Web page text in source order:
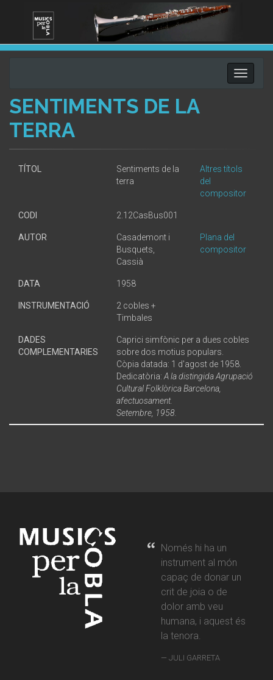
Toggle
SENTIMENTS DE LA
TERRA
TÍTOL
Sentiments de la
terra
Altres títols
del
compositor
CODI 2.12CasBus001
AUTOR
Casademont i
Busquets,
Cassià
Plana del
compositor
DATA 1958
INSTRUMENTACIÓ
2 cobles +
Timbales
DADES
COMPLEMENTARIES
Caprici simfònic per a dues cobles
sobre dos motius populars.
Còpia datada: 1 d'agost de 1958.
Dedicatòria: A la distingida Agrupació
Cultural Folklòrica Barcelona,
afectuosament.
Setembre, 1958.
Només hi ha un
instrument al món
capaç de donar un
crit de joia o de
dolor amb veu
humana, i aquest és
la tenora.
JULI GARRETA